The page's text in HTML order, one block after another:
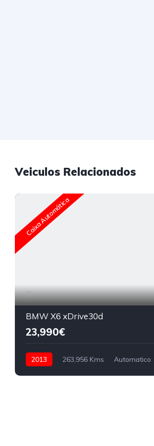
Veiculos Relacionados
Caixa Automática
BMW X6 xDrive30d
23,990€
2013 263,956 Kms Automatico